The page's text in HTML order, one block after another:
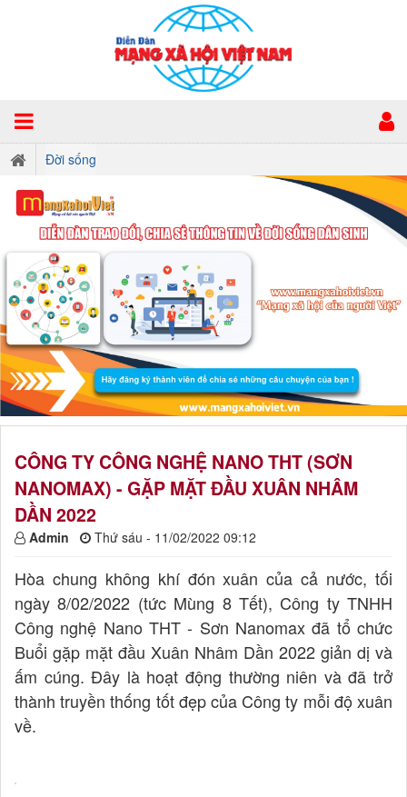
Đời sống
CÔNG TY CÔNG NGHỆ NANO THT (SƠN
NANOMAX) - GẶP MẶT ĐẦU XUÂN NHÂM
DẦN 2022
Admin Thứ sáu - 11/02/2022 09:12
Hòa chung không khí đón xuân của cả nước, tối
ngày 8/02/2022 (tức Mùng 8 Tết), Công ty TNHH
Công nghệ Nano THT - Sơn Nanomax đã tổ chức
Buổi gặp mặt đầu Xuân Nhâm Dần 2022 giản dị và
ấm cúng. Đây là hoạt động thường niên và đã trở
thành truyền thống tốt đẹp của Công ty mỗi độ xuân
về.